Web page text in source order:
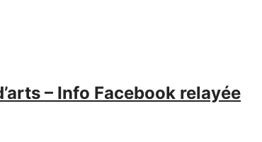
– Info Facebook relayée